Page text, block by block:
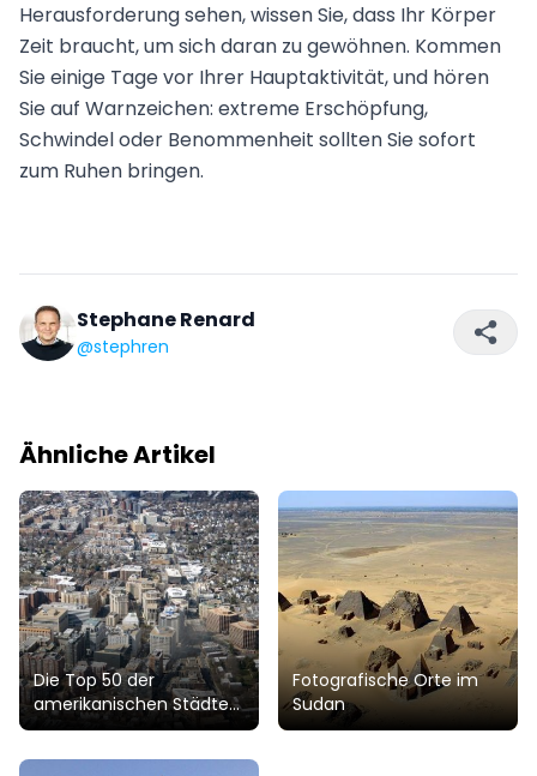
Herausforderung sehen, wissen Sie, dass Ihr Körper
Zeit braucht, um sich daran zu gewöhnen. Kommen
Sie einige Tage vor Ihrer Hauptaktivität, und hören
Sie auf Warnzeichen: extreme Erschöpfung,
Schwindel oder Benommenheit sollten Sie sofort
zum Ruhen bringen.
Stephane Renard
@stephren
Ähnliche Artikel
Die Top 50 der
amerikanischen Städte
nach Bevölkerung, von
Fotografische Orte im
Sudan